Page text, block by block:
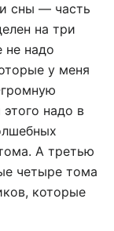
сны — часть
на три
не надо
у меня
надо в
А третью
четыре тома
которые